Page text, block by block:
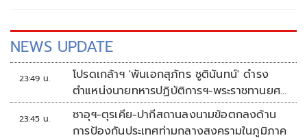
NEWS UPDATE
23:49 น.
โปรดเกล้าฯ 'พันเอกสุภัทร ชูตินันทน์' ดำรง
ตำแหน่งนายทหารปฏิบัติการฯ-พระราชทานยศ
'พลตรี'
23:45 น.
ซาอุฯ-ตุรเคีย-ปากีสถานลงนามข้อตกลงด้าน
การป้องกันประเทศท่ามกลางสงครามในภูมิภาค